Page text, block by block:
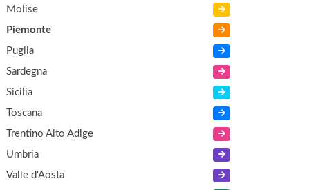
Molise
Piemonte
Puglia
Sardegna
Sicilia
Toscana
Trentino Alto Adige
Umbria
Valle d'Aosta